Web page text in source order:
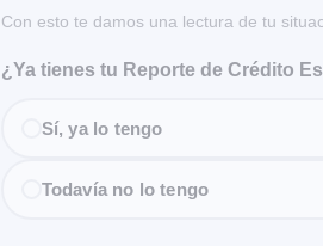
Con esto te damos una lectura de tu
¿Ya tienes tu Reporte de Crédito
Sí, ya lo tengo
Todavía no lo tengo